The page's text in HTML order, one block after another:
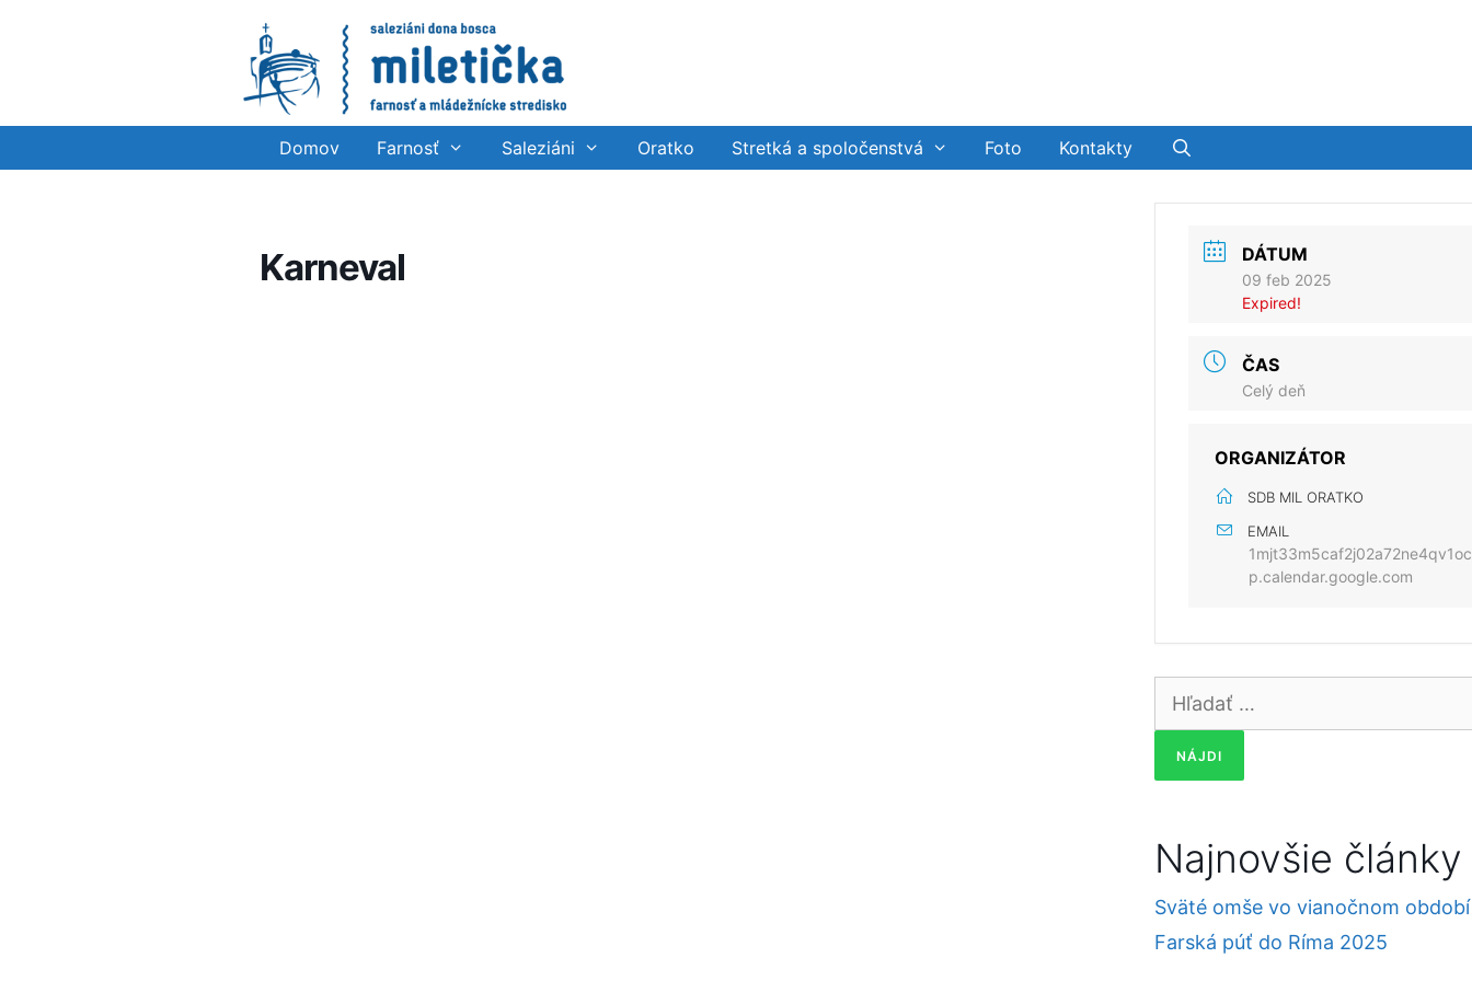
Domov Farnosť Saleziáni Oratko Stretká a spoločenstvá Foto Kontakty
Karneval DÁTUM
09 feb 2025
Expired!
ČAS
Celý deň
ORGANIZÁTOR
SDB MIL ORATKO
EMAIL
p.calendar.google.com
Hľadať:
Najnovšie články
Sväté omše vo vianočnom období
Farská púť do Ríma 2025